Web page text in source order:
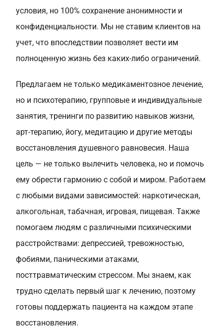
условия, но 100% сохранение анонимности и
конфиденциальности. Мы не ставим клиентов на
учет, что впоследствии позволяет вести им
полноценную жизнь без каких-либо ограничений.
Предлагаем не только медикаментозное лечение,
но и психотерапию, групповые и индивидуальные
занятия, тренинги по развитию навыков жизни,
арт-терапию, йогу, медитацию и другие методы
восстановления душевного равновесия. Наша
цель — не только вылечить человека, но и помочь
ему обрести гармонию с собой и миром. Работаем
с любыми видами зависимостей: наркотическая,
алкогольная, табачная, игровая, пищевая. Также
помогаем людям с различными психическими
расстройствами: депрессией, тревожностью,
фобиями, паническими атаками,
посттравматическим стрессом. Мы знаем, как
трудно сделать первый шаг к лечению, поэтому
готовы поддержать пациента на каждом этапе
восстановления.